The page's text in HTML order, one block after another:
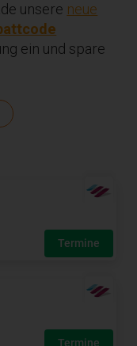
unsere neue
ein und spare